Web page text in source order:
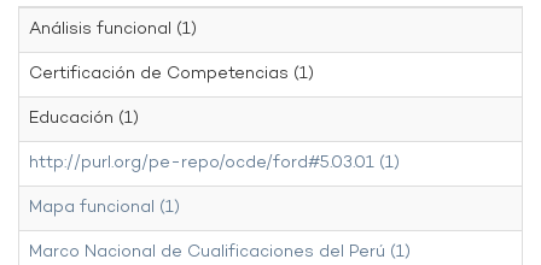
Análisis funcional (1)
Certificación de Competencias (1)
Educación (1)
http://purl.org/pe-repo/ocde/ford#5.03.01 (1)
Mapa funcional (1)
Marco Nacional de Cualificaciones del Perú (1)